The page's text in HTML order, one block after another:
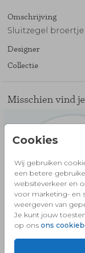
Cookies
Wij gebruiken
een betere
websiteverkeer en
voor marketing- en
weergeven van
Je kunt jouw
op ons ons
Omschrijving
Sluitzegel broertje
Designer
Collectie
Misschien vind